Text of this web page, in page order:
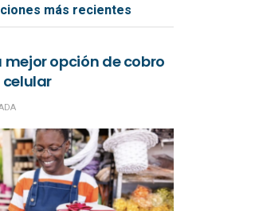
más recientes
mejor opción de cobro